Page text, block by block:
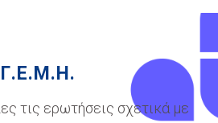
Γ.Ε.Μ.Η.
τις ερωτήσεις σχετικά με